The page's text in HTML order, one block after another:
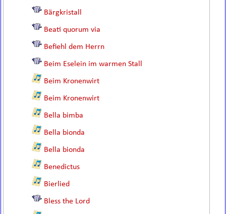
Bärgkristall
Beati quorum via
Befiehl dem Herrn
Beim Eselein im warmen Stall
Beim Kronenwirt
Beim Kronenwirt
Bella bimba
Bella bionda
Bella bionda
Benedictus
Bierlied
Bless the Lord